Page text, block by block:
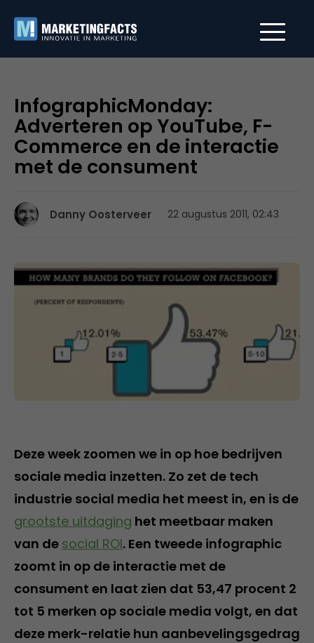
InfographicMonday:
Adverteren op YouTube, F-
Commerce en de interactie
met de consument
Danny Oosterveer 22 augustus 2011, 02:43
Deze week zoomen we in op hoe bedrijven
sociale media inzetten. Zo zet de tech
industrie social media het meest in, en is de
grootste uitdaging het meetbaar maken
van de social ROI. Een tweede infographic
zoomt in op de interactie met de
consument en laat zien dat 53,47 procent 2
tot 5 merken op sociale media volgt, en dat
deze merk-relatie hun aanbevelingsgedrag